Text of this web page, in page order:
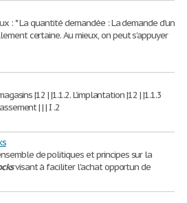
: * La quantité demandée : La demande d’un
certaine. Au mieux, on peut s’appuyer
|12 | |1.1.2. L’implantation |12 | |1.1.3
| | | I .2
de politiques et principes sur la
visant à faciliter l'achat opportun de